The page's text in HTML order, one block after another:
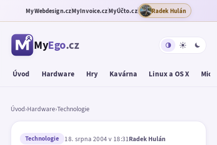
MyWebdesign.czMyInvoice.czMyÚčto.cz Radek Hulán
MyEgo.cz
Úvod Hardware Hry Kavárna Linux a OS X
Úvod›Hardware›Technologie
Technologie 18. srpna 2004 v 18:31Radek Hulán